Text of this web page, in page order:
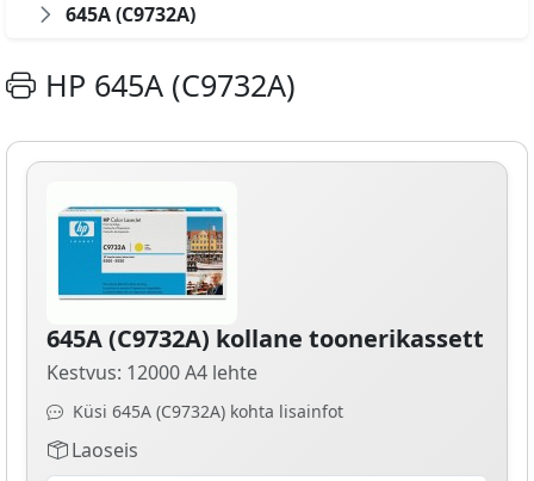
645A (C9732A)
HP 645A (C9732A)
645A (C9732A) kollane toonerikassett
Kestvus: 12000 A4 lehte
Küsi 645A (C9732A) kohta lisainfot
Laoseis